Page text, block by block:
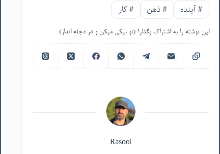
#آینده #ذهن #کار
این نوشته را به اشتراک بگذار! (تو نیکی میکن و در دجله انداز)
Rasool